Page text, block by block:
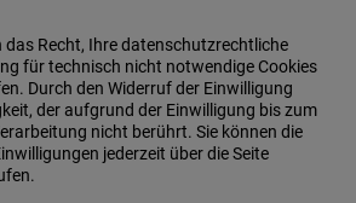
das Recht, Ihre datenschutzrechtliche
für technisch nicht notwendige Cookies
Durch den Widerruf der Einwilligung
der aufgrund der Einwilligung bis zum
nicht berührt. Sie können die
jederzeit über die Seite